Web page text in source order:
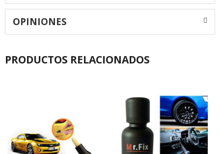
OPINIONES
PRODUCTOS RELACIONADOS